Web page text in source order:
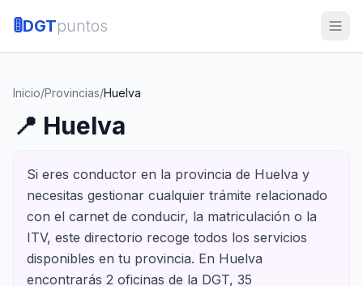
🚦DGTpuntos
Inicio/Provincias/Huelva
📍 Huelva
Si eres conductor en la provincia de Huelva y
necesitas gestionar cualquier trámite relacionado
con el carnet de conducir, la matriculación o la
ITV, este directorio recoge todos los servicios
disponibles en tu provincia. En Huelva
encontrarás 2 oficinas de la DGT, 35